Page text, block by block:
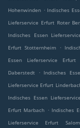
Hohenwinden . Indisches
Lieferservice Erfurt Roter
Indisches Essen
Erfurt Stotternheim
.
Essen Lieferservice Erfurt
Daberstedt
. Indisches
Lieferservice Erfurt
Indisches Essen
Erfurt Marbach . Indisches
Lieferservice Erfurt